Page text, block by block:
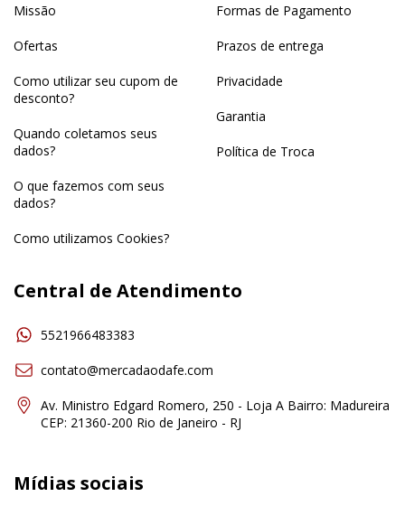
Missão
Ofertas
Como utilizar seu cupom de
desconto?
Quando coletamos seus
dados?
O que fazemos com seus
dados?
Como utilizamos Cookies?
Formas de Pagamento
Prazos de entrega
Privacidade
Garantia
Política de Troca
Central de Atendimento
5521966483383
contato@mercadaodafe.com
Av. Ministro Edgard Romero, 250 - Loja A Bairro: Madureira
CEP: 21360-200 Rio de Janeiro - RJ
Mídias sociais